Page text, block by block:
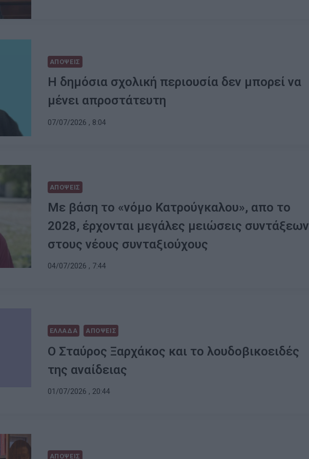
ΑΠΟΨΕΙΣ
Η δημόσια σχολική περιουσία δεν μπορεί να
μένει απροστάτευτη
07/07/2026 , 8:04
ΑΠΟΨΕΙΣ
Με βάση το «νόμο Κατρούγκαλου», απο το
2028, έρχονται μεγάλες μειώσεις συντάξεων
στους νέους συνταξιούχους
04/07/2026 , 7:44
ΕΛΛΑΔΑ ΑΠΟΨΕΙΣ
Ο Σταύρος Ξαρχάκος και το λουδοβικοειδές
της αναίδειας
01/07/2026 , 20:44
ΑΠΟΨΕΙΣ